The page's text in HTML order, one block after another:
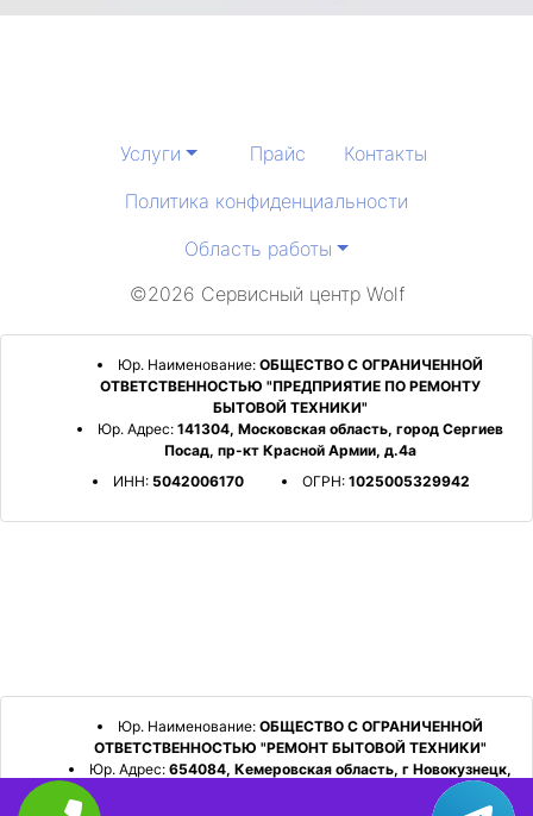
Услуги Прайс
Контакты
Политика конфиденциальности
Область работы
©2026 Сервисный центр Wolf
Юр. Наименование: ОБЩЕСТВО С ОГРАНИЧЕННОЙ
ОТВЕТСТВЕННОСТЬЮ "ПРЕДПРИЯТИЕ ПО РЕМОНТУ
БЫТОВОЙ ТЕХНИКИ"
Юр. Адрес: 141304, Московская область, город Сергиев
Посад, пр-кт Красной Армии, д.4а
ИНН:5042006170 ОГРН:1025005329942
Юр. Наименование: ОБЩЕСТВО С ОГРАНИЧЕННОЙ
ОТВЕТСТВЕННОСТЬЮ "РЕМОНТ БЫТОВОЙ ТЕХНИКИ"
Юр. Адрес: 654084, Кемеровская область, г Новокузнецк,
р-н Орджоникидзевский, пр-кт Шахтеров, д. 31, кв. 2